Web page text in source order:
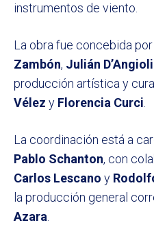
instrumentos de viento.
La obra fue concebida
Zambón, Julián
producción artística y
Vélez y Florencia Curci.
La coordinación está a
Pablo Schanton, con
Carlos Lescano y
la producción general
Azara.